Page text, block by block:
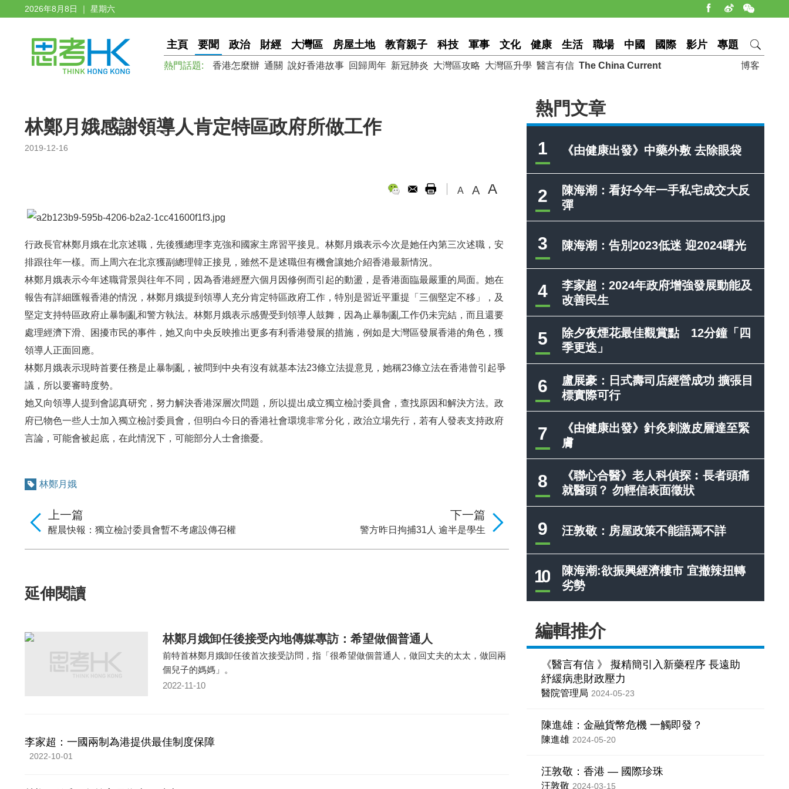
2026年8月8日 ｜ 星期六
主頁 要聞 政治 財經 大灣區 房屋土地 教育親子 科技 軍事 文化 健康 生活 職場 中國 國際 影片 專題
博客
熱門話題: 香港怎麼辦 通關 說好香港故事 回歸周年 新冠肺炎 大灣區攻略 大灣區升學 醫言有信 The China Current
熱門文章
1 《由健康出發》中藥外敷 去除眼袋
2
陳海潮：看好今年一手私宅成交大反
彈
3 陳海潮：告別2023低迷 迎2024曙光
4
李家超：2024年政府增強發展動能及
改善民生
5
除夕夜煙花最佳觀賞點 12分鐘「四
季更迭」
6
盧展豪：日式壽司店經營成功 擴張目
標實際可行
7
《由健康出發》針灸刺激皮層達至緊
膚
8
《聯心合醫》老人科偵探︰長者頭痛
就醫頭？ 勿輕信表面徵狀
9 汪敦敬：房屋政策不能語焉不詳
10
陳海潮:欲振興經濟樓市 宜撤辣扭轉
劣勢
編輯推介
《醫言有信 》 擬精簡引入新藥程序 長遠助
紓緩病患財政壓力
醫院管理局 2024-05-23
陳進雄：金融貨幣危機 一觸即發？
陳進雄 2024-05-20
汪敦敬：香港 — 國際珍珠
汪敦敬 2024-03-15
林鄭月娥感謝領導人肯定特區政府所做工作
2019-12-16
A A A
行政長官林鄭月娥在北京述職，先後獲總理李克強和國家主席習平接見。林鄭月娥表示今次是她任內第三次述職，安
排跟往年一樣。而上周六在北京獲副總理韓正接見，雖然不是述職但有機會讓她介紹香港最新情況。
林鄭月娥表示今年述職背景與往年不同，因為香港經歷六個月因修例而引起的動盪，是香港面臨最嚴重的局面。她在
報告有詳細匯報香港的情況，林鄭月娥提到領導人充分肯定特區政府工作，特別是習近平重提「三個堅定不移」，及
堅定支持特區政府止暴制亂和警方執法。林鄭月娥表示感覺受到領導人鼓舞，因為止暴制亂工作仍未完結，而且還要
處理經濟下滑、困擾市民的事件，她又向中央反映推出更多有利香港發展的措施，例如是大灣區發展香港的角色，獲
領導人正面回應。
林鄭月娥表示現時首要任務是止暴制亂，被問到中央有沒有就基本法23條立法提意見，她稱23條立法在香港曾引起爭
議，所以要審時度勢。
她又向領導人提到會認真研究，努力解決香港深層次問題，所以提出成立獨立檢討委員會，查找原因和解決方法。政
府已物色一些人士加入獨立檢討委員會，但明白今日的香港社會環境非常分化，政治立場先行，若有人發表支持政府
言論，可能會被起底，在此情況下，可能部分人士會擔憂。
林鄭月娥
下一篇
警方昨日拘捕31人 逾半是學生
上一篇
醒晨快報：獨立檢討委員會暫不考慮設傳召權
延伸閱讀
林鄭月娥卸任後接受內地傳媒專訪：希望做個普通人
前特首林鄭月娥卸任後首次接受訪問，指「很希望做個普通人，做回丈夫的太太，做回兩
個兒子的媽媽」。
2022-11-10
李家超：一國兩制為港提供最佳制度保障
2022-10-01